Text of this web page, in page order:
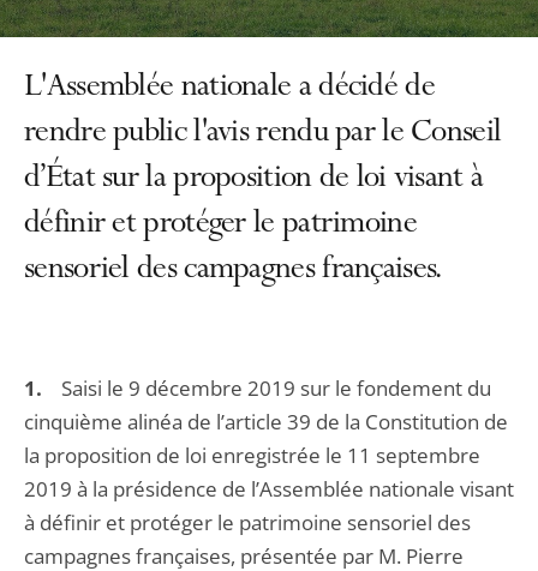
L'Assemblée nationale a décidé de
rendre public l'avis rendu par le Conseil
d’État sur la proposition de loi visant à
définir et protéger le patrimoine
sensoriel des campagnes françaises.
1. Saisi le 9 décembre 2019 sur le fondement du
cinquième alinéa de l’article 39 de la Constitution de
la proposition de loi enregistrée le 11 septembre
2019 à la présidence de l’Assemblée nationale visant
à définir et protéger le patrimoine sensoriel des
campagnes françaises, présentée par M. Pierre